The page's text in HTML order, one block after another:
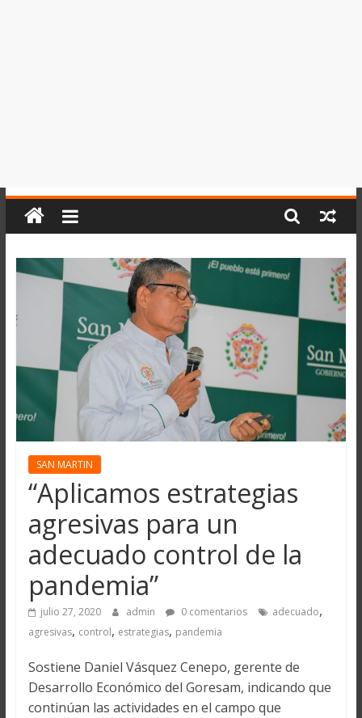
SAN MARTIN
“Aplicamos estrategias
agresivas para un
adecuado control de la
pandemia”
julio 27, 2020 admin 0 comentarios adecuado,
agresivas, control, estrategias, pandemia
Sostiene Daniel Vásquez Cenepo, gerente de
Desarrollo Económico del Goresam, indicando que
continúan las actividades en el campo que